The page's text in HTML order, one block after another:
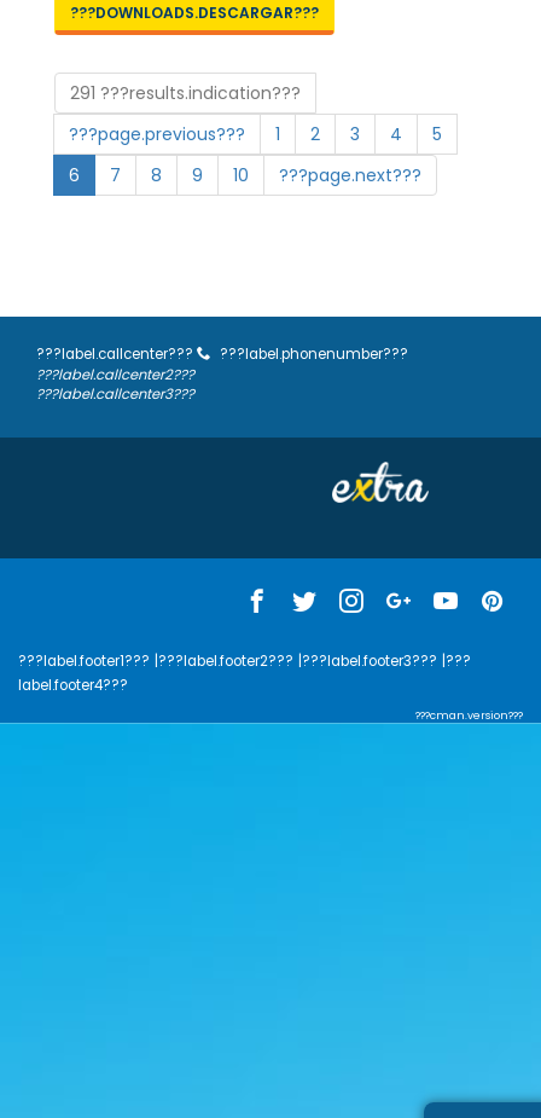
???DOWNLOADS.DESCARGAR???
291 ???results.indication???
???page.previous???
1 2 3 4
5
6
7 8 9 10 ???page.next???
???label.callcenter???
???label.phonenumber???
???label.callcenter2???
???label.callcenter3???
???label.footer1??? |???label.footer2??? |???label.footer3??? |???
label.footer4???
???cman.version???